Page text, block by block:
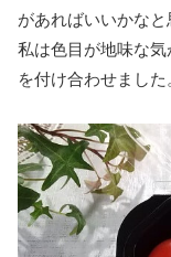
があればいいかなと
私は色目が地味な
を付け合わせました